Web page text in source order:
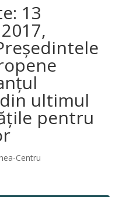
13
ultimul
pentru
Centru